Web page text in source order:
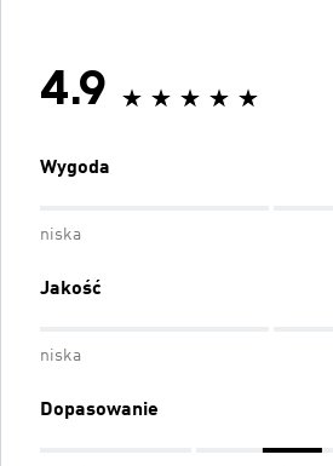
4.9
Wygoda
niska
Jakość
niska
Dopasowanie